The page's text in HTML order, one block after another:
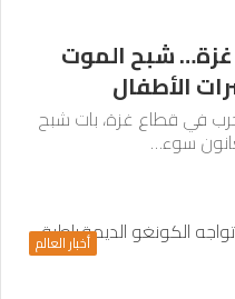
شبح الموت
الأطفال
في قطاع غزة، بات شبح
سوء…
أخبار العالم